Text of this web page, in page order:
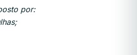
por: